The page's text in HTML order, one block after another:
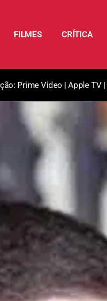
FILMES CRÍTICA
Prime Video | Apple TV|